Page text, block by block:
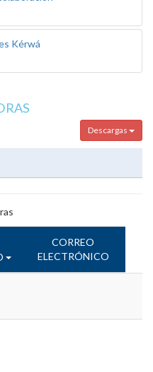
Kérwá
Descargas
CORREO
ELECTRÓNICO